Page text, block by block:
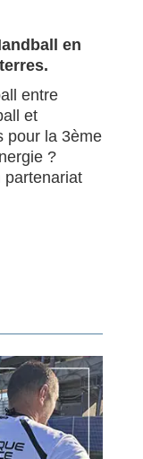
en
entre
et
pour la 3ème
?
partenariat